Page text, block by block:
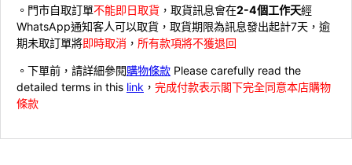
。門市自取訂單不能即日取貨 ，取貨訊息會在2-4個工作天經
WhatsApp通知客人可以取貨，取貨期限為訊息發出起計7天，逾
期未取訂單將即時取消 ， 所有款項將不獲退回
。下單前，請詳細參閱購物條款 Please carefully read the
detailed terms in this link ， 完成付款表示閣下完全同意本店購物
條款